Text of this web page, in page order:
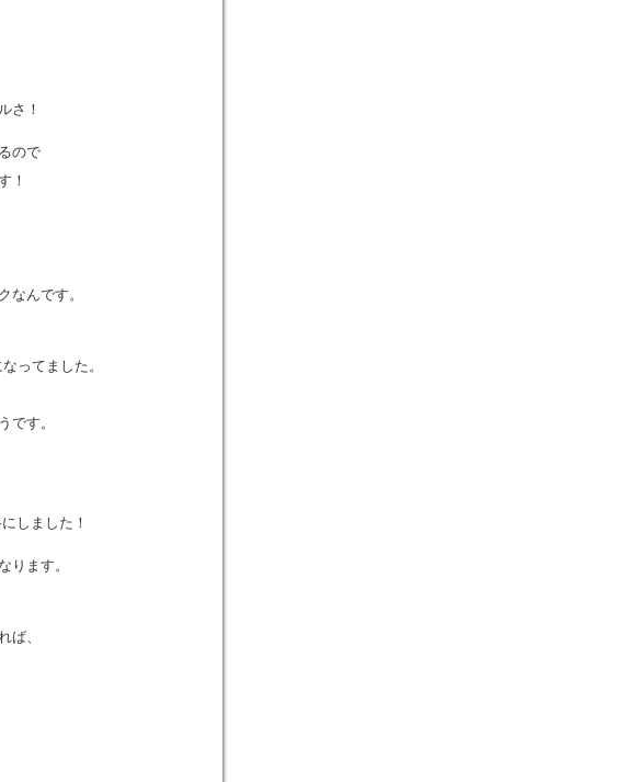
さ！
ので
！
なんです。
ってました。
です。
しました！
ります。
ば、